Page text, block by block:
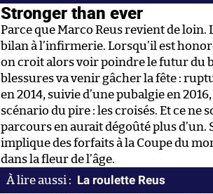
Stronger than ever
Parce que Marco Reus revient de loin.
bilan à l’infirmerie. Lorsqu’il est
on croit alors voir poindre le futur du
blessures va venir gâcher la fête :
en 2014, suivie d’une pubalgie en
scénario du pire : les croisés. Et ce ne
parcours en aurait dégoûté plus
implique des forfaits à la Coupe du
dans la fleur de l’âge.
La roulette Reus